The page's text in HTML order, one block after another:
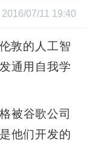
2016/07/11 19:40
敦的人工智
通用自我学
被谷歌公司
他们开发的